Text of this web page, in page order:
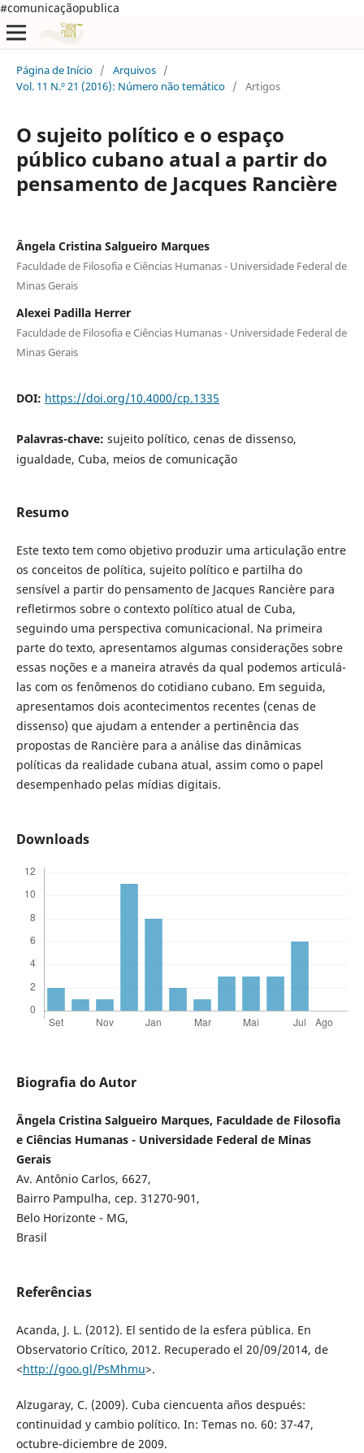
#comunicaçãopublica
Página de Início / Arquivos /
Vol. 11 N.º 21 (2016): Número não temático / Artigos
O sujeito político e o espaço
público cubano atual a partir do
pensamento de Jacques Rancière
Ângela Cristina Salgueiro Marques
Faculdade de Filosofia e Ciências Humanas - Universidade Federal de
Minas Gerais
Alexei Padilla Herrer
Faculdade de Filosofia e Ciências Humanas - Universidade Federal de
Minas Gerais
DOI: https://doi.org/10.4000/cp.1335
Palavras-chave: sujeito político, cenas de dissenso,
igualdade, Cuba, meios de comunicação
Resumo
Este texto tem como objetivo produzir uma articulação entre
os conceitos de política, sujeito político e partilha do
sensível a partir do pensamento de Jacques Rancière para
refletirmos sobre o contexto político atual de Cuba,
seguindo uma perspectiva comunicacional. Na primeira
parte do texto, apresentamos algumas considerações sobre
essas noções e a maneira através da qual podemos articulá-
las com os fenômenos do cotidiano cubano. Em seguida,
apresentamos dois acontecimentos recentes (cenas de
dissenso) que ajudam a entender a pertinência das
propostas de Rancière para a análise das dinâmicas
políticas da realidade cubana atual, assim como o papel
desempenhado pelas mídias digitais.
Downloads
Biografia do Autor
Ângela Cristina Salgueiro Marques, Faculdade de Filosofia
e Ciências Humanas - Universidade Federal de Minas
Gerais
Av. Antônio Carlos, 6627,
Bairro Pampulha, cep. 31270-901,
Belo Horizonte - MG,
Brasil
Referências
Acanda, J. L. (2012). El sentido de la esfera pública. En
Observatorio Crítico, 2012. Recuperado el 20/09/2014, de
<http://goo.gl/PsMhmu>.
Alzugaray, C. (2009). Cuba ciencuenta años después:
continuidad y cambio político. In: Temas no. 60: 37-47,
octubre-diciembre de 2009.